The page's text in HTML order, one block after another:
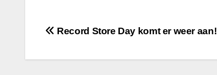
Bericht
navigatie
Record Store Day komt er weer aan!